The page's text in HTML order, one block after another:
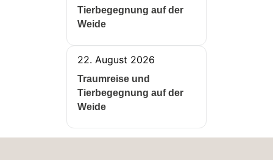
Tierbegegnung auf der
Weide
22. August 2026
Traumreise und
Tierbegegnung auf der
Weide